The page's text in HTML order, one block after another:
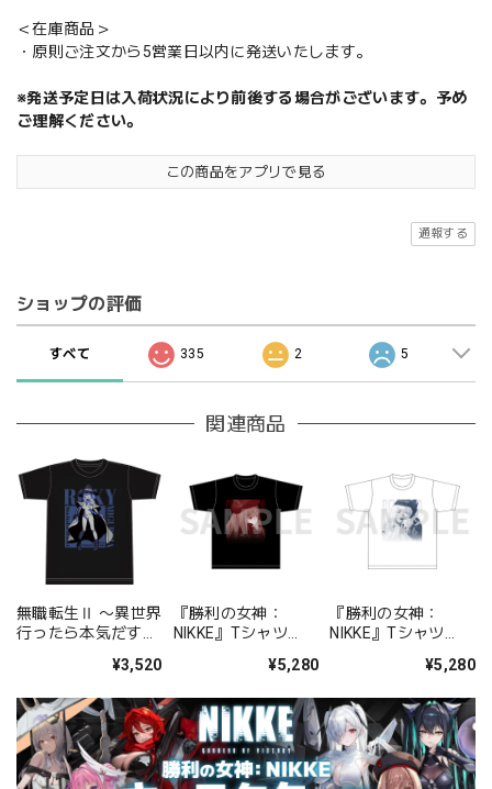
＜在庫商品＞
・原則ご注文から5営業日以内に発送いたします。
※発送予定日は入荷状況により前後する場合がございます。予め
ご理解ください。
この商品をアプリで見る
通報する
ショップの評価
すべて 335 2 5
関連商品
無職転生Ⅱ 〜異世界
行ったら本気だす〜
ー・ミグルディア］
M/L/XLサイズ
¥3,520
『勝利の女神：
NIKKE』Tシャツ
¥5,280
『勝利の女神：
NIKKE』Tシャツ
¥5,280